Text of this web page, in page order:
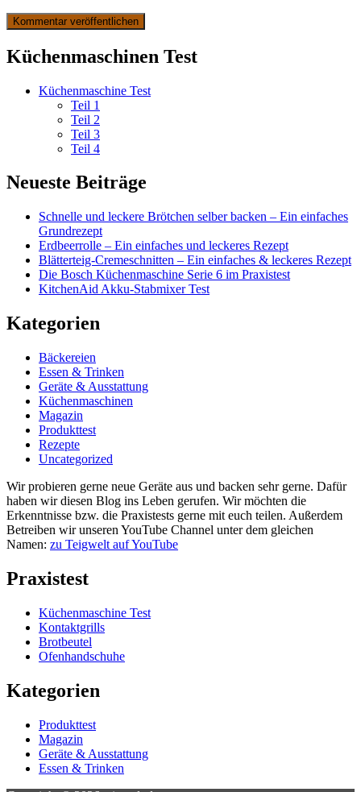
Küchenmaschinen Test
Küchenmaschine Test
Teil 1
Teil 2
Teil 3
Teil 4
Neueste Beiträge
Schnelle und leckere Brötchen selber backen – Ein einfaches
Grundrezept
Erdbeerrolle – Ein einfaches und leckeres Rezept
Blätterteig-Cremeschnitten – Ein einfaches & leckeres Rezept
Die Bosch Küchenmaschine Serie 6 im Praxistest
KitchenAid Akku-Stabmixer Test
Kategorien
Bäckereien
Essen & Trinken
Geräte & Ausstattung
Küchenmaschinen
Magazin
Produkttest
Rezepte
Uncategorized
Wir probieren gerne neue Geräte aus und backen sehr gerne. Dafür
haben wir diesen Blog ins Leben gerufen. Wir möchten die
Erkenntnisse bzw. die Praxistests gerne mit euch teilen. Außerdem
Betreiben wir unseren YouTube Channel unter dem gleichen
Namen: zu Teigwelt auf YouTube
Praxistest
Küchenmaschine Test
Kontaktgrills
Brotbeutel
Ofenhandschuhe
Kategorien
Produkttest
Magazin
Geräte & Ausstattung
Essen & Trinken